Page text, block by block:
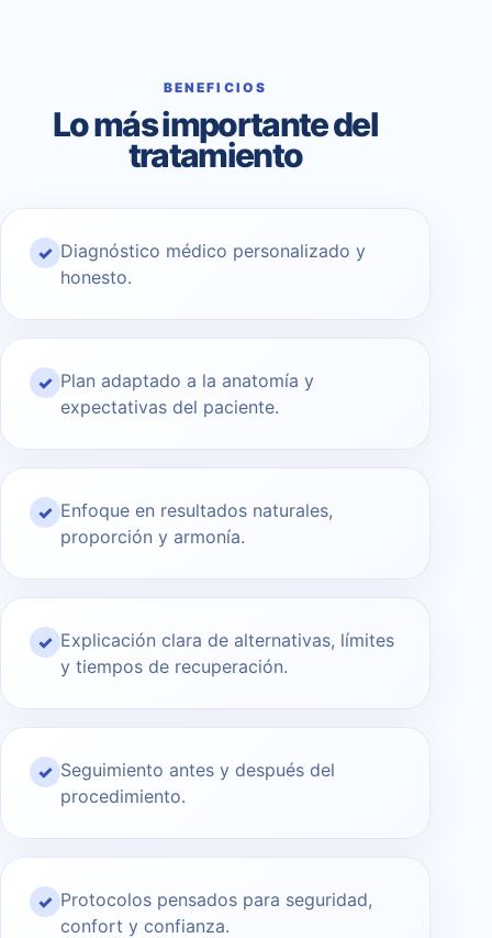
BENEFICIOS
Lo más importante del
tratamiento
✓ Diagnóstico médico personalizado y
honesto.
✓ Plan adaptado a la anatomía y
expectativas del paciente.
✓ Enfoque en resultados naturales,
proporción y armonía.
✓ Explicación clara de alternativas, límites
y tiempos de recuperación.
✓ Seguimiento antes y después del
procedimiento.
✓ Protocolos pensados para seguridad,
confort y confianza.